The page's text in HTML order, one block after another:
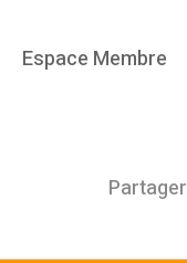
Espace Membre
Partager